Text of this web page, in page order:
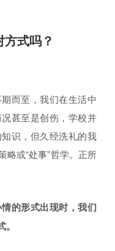
式吗？
而至，我们在生活中
甚至是创伤，学校并
识，但久经洗礼的我
略或“处事”哲学。正所
的形式出现时，我们